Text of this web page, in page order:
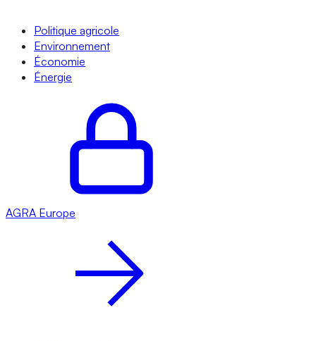
Politique agricole
Environnement
Économie
Énergie
AGRA Europe